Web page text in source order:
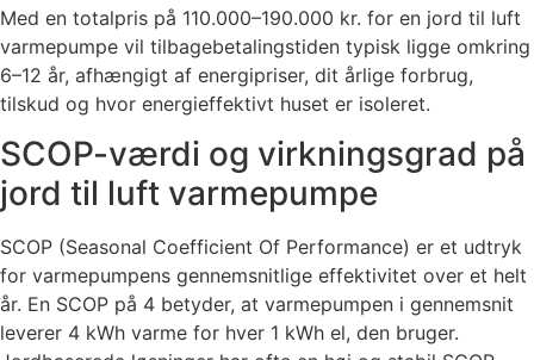
Med en totalpris på 110.000–190.000 kr. for en jord til luft
varmepumpe vil tilbagebetalingstiden typisk ligge omkring
6–12 år, afhængigt af energipriser, dit årlige forbrug,
tilskud og hvor energieffektivt huset er isoleret.
SCOP-værdi og virkningsgrad på
jord til luft varmepumpe
SCOP (Seasonal Coefficient Of Performance) er et udtryk
for varmepumpens gennemsnitlige effektivitet over et helt
år. En SCOP på 4 betyder, at varmepumpen i gennemsnit
leverer 4 kWh varme for hver 1 kWh el, den bruger.